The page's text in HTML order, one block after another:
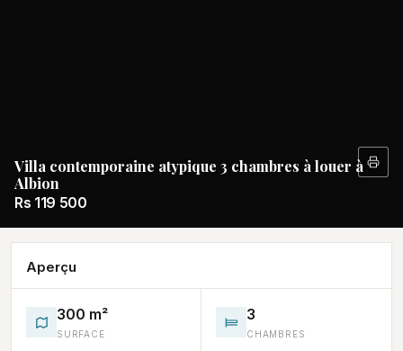
Villa contemporaine atypique 3 chambres à louer à
Albion
Rs 119 500
Aperçu
300 m²
SURFACE
3
CHAMBRES